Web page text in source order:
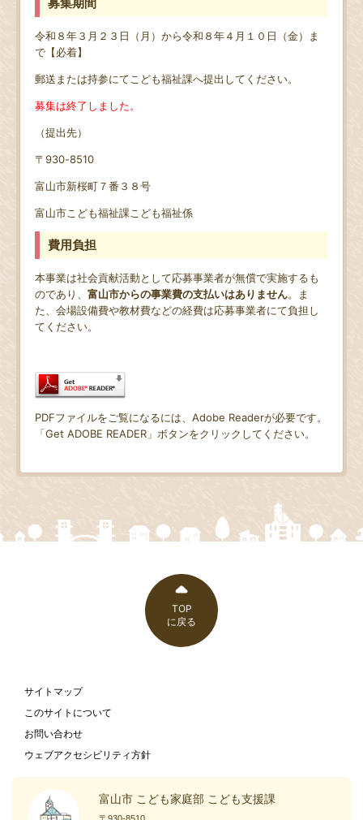
令和８年３月２３日（月）から令和８年４月１０日（金）ま
で【必着】
郵送または持参にてこども福祉課へ提出してください。
募集は終了しました。
（提出先）
〒930-8510
富山市新桜町７番３８号
富山市こども福祉課こども福祉係
費用負担
本事業は社会貢献活動として応募事業者が無償で実施するも
のであり、 富山市からの事業費の支払いはありません。ま
た、会場設備費や教材費などの経費は応募事業者にて負担し
てください。
PDFファイルをご覧になるには、Adobe Readerが必要です。
「Get ADOBE READER」ボタンをクリックしてください。
TOP
に戻る
サイトマップ
このサイトについて
お問い合わせ
ウェブアクセシビリティ方針
富山市 こども家庭部 こども支援課